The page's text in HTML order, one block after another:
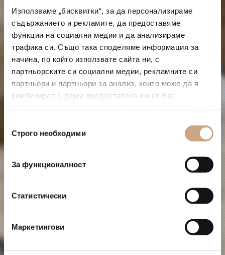
Използваме „бисквитки“, за да персонализираме
съдържанието и рекламите, да предоставяме
функции на социални медии и да анализираме
трафика си. Също така споделяме информация за
начина, по който използвате сайта ни, с
партньорските си социални медии, рекламните си
партньори и партньори за анализ, които може да я
комбинират с друга предоставена им от Вас
на
съгласие
Строго необходими
За функционалност
Статистически
Маркетингови